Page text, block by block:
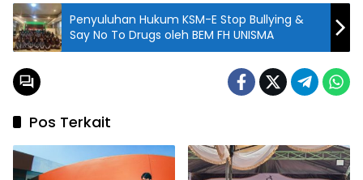
Penyuluhan Hukum KSM-E Stop Bullying &
Say No To Drugs oleh BEM FH UNISMA
Pos Terkait